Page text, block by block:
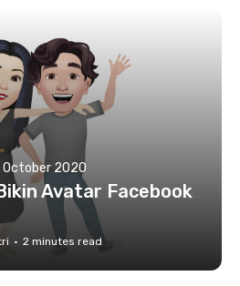
October 2020
Avatar Facebook
· 2 minutes read